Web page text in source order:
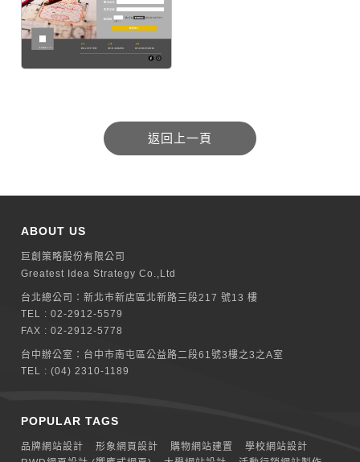
ABOUT US
巨創策略股份有限公司
Greatest Idea Strategy Co.,Ltd
台北總公司：新北巿新店區北新路三段217 號13 樓
TEL :02-2912-5579
FAX : 02-2912-5778
台中辦公室： 台中市南屯區公益路二段61號3樓之3之A室
TEL :(04) 2310-1189
POPULAR TAGS
品牌網站設計 形象網頁設計 購物網站建置
學校網站設計